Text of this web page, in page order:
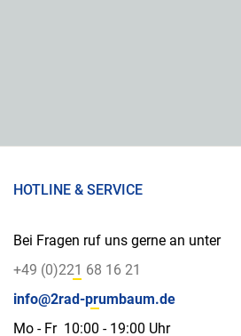
HOTLINE & SERVICE
Bei Fragen ruf uns gerne an unter
+49 (0)221 68 16 21
info@2rad-prumbaum.de
Mo - Fr 10:00 - 19:00 Uhr